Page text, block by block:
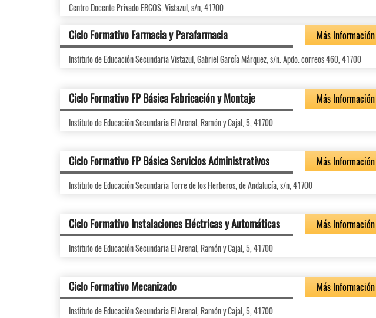
Centro Docente Privado ERGOS, Vistazul, s/n, 41700
Ciclo Formativo Farmacia y Parafarmacia Más Información
Instituto de Educación Secundaria Vistazul, Gabriel García Márquez, s/n. Apdo. correos 460, 41700
Ciclo Formativo FP Básica Fabricación y Montaje Más Información
Instituto de Educación Secundaria El Arenal, Ramón y Cajal, 5, 41700
Ciclo Formativo FP Básica Servicios Administrativos Más Información
Instituto de Educación Secundaria Torre de los Herberos, de Andalucía, s/n, 41700
Ciclo Formativo Instalaciones Eléctricas y Automáticas Más Información
Instituto de Educación Secundaria El Arenal, Ramón y Cajal, 5, 41700
Ciclo Formativo Mecanizado Más Información
Instituto de Educación Secundaria El Arenal, Ramón y Cajal, 5, 41700